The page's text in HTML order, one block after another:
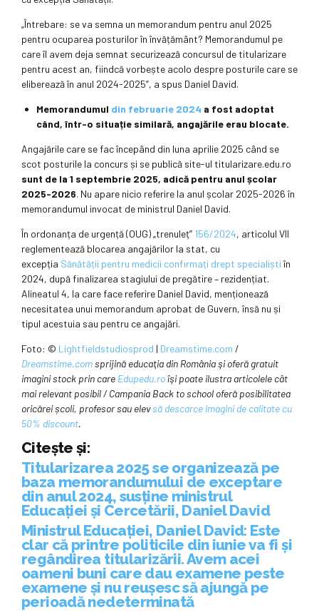
„Întrebare: se va semna un memorandum pentru anul 2025
pentru ocuparea posturilor în învățământ? Memorandumul pe
care îl avem deja semnat securizează concursul de titularizare
pentru acest an, fiindcă vorbește acolo despre posturile care se
eliberează în anul 2024-2025”, a spus Daniel David.
Memorandumul din februarie 2024 a fost adoptat
când, într-o situație similară, angajările erau blocate.
Angajările care se fac începând din luna aprilie 2025 când se
scot posturile la concurs și se publică site-ul titularizare.edu.ro
sunt de la 1 septembrie 2025, adică pentru anul școlar
2025-2026. Nu apare nicio referire la anul școlar 2025-2026 în
memorandumul invocat de ministrul Daniel David.
În ordonanța de urgență (OUG) „trenuleț” 156/2024, articolul VII
reglementează blocarea angajărilor la stat, cu
excepția Sănătății pentru medicii confirmați drept specialiști în
2024, după finalizarea stagiului de pregătire – rezidențiat.
Alineatul 4, la care face referire Daniel David, menționează
necesitatea unui memorandum aprobat de Guvern, însă nu și
tipul acestuia sau pentru ce angajări.
Foto: © Lightfieldstudiosprod | Dreamstime.com /
Dreamstime.comsprijină educaţia din România şi oferă gratuit
imagini stock prin care Edupedu.roîşi poate ilustra articolele cât
mai relevant posibil / Campania Back to school oferă posibilitatea
oricărei școli, profesor sau elevsă descarce imagini de calitate cu
50% discount.
Citește și:
Titularizarea 2025 se organizează pe
baza memorandumului de exceptare
din anul 2024, susține ministrul
Educației și Cercetării, Daniel David
Ministrul Educației, Daniel David: Este
clar că printre politicile din iunie va fi și
regândirea titularizării. Avem acei
oameni buni care dau examene peste
examene și nu reușesc să ajungă pe
perioadă nedeterminată